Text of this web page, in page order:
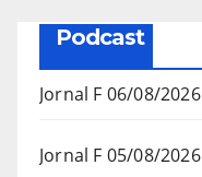
Podcast
Jornal F 06/08/2026
Jornal F 05/08/2026